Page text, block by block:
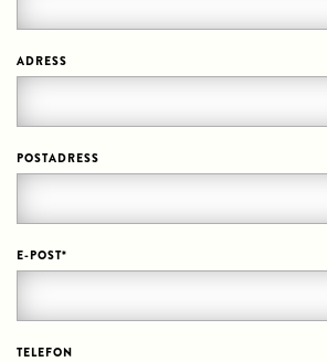
ADRESS
POSTADRESS
E-POST*
TELEFON